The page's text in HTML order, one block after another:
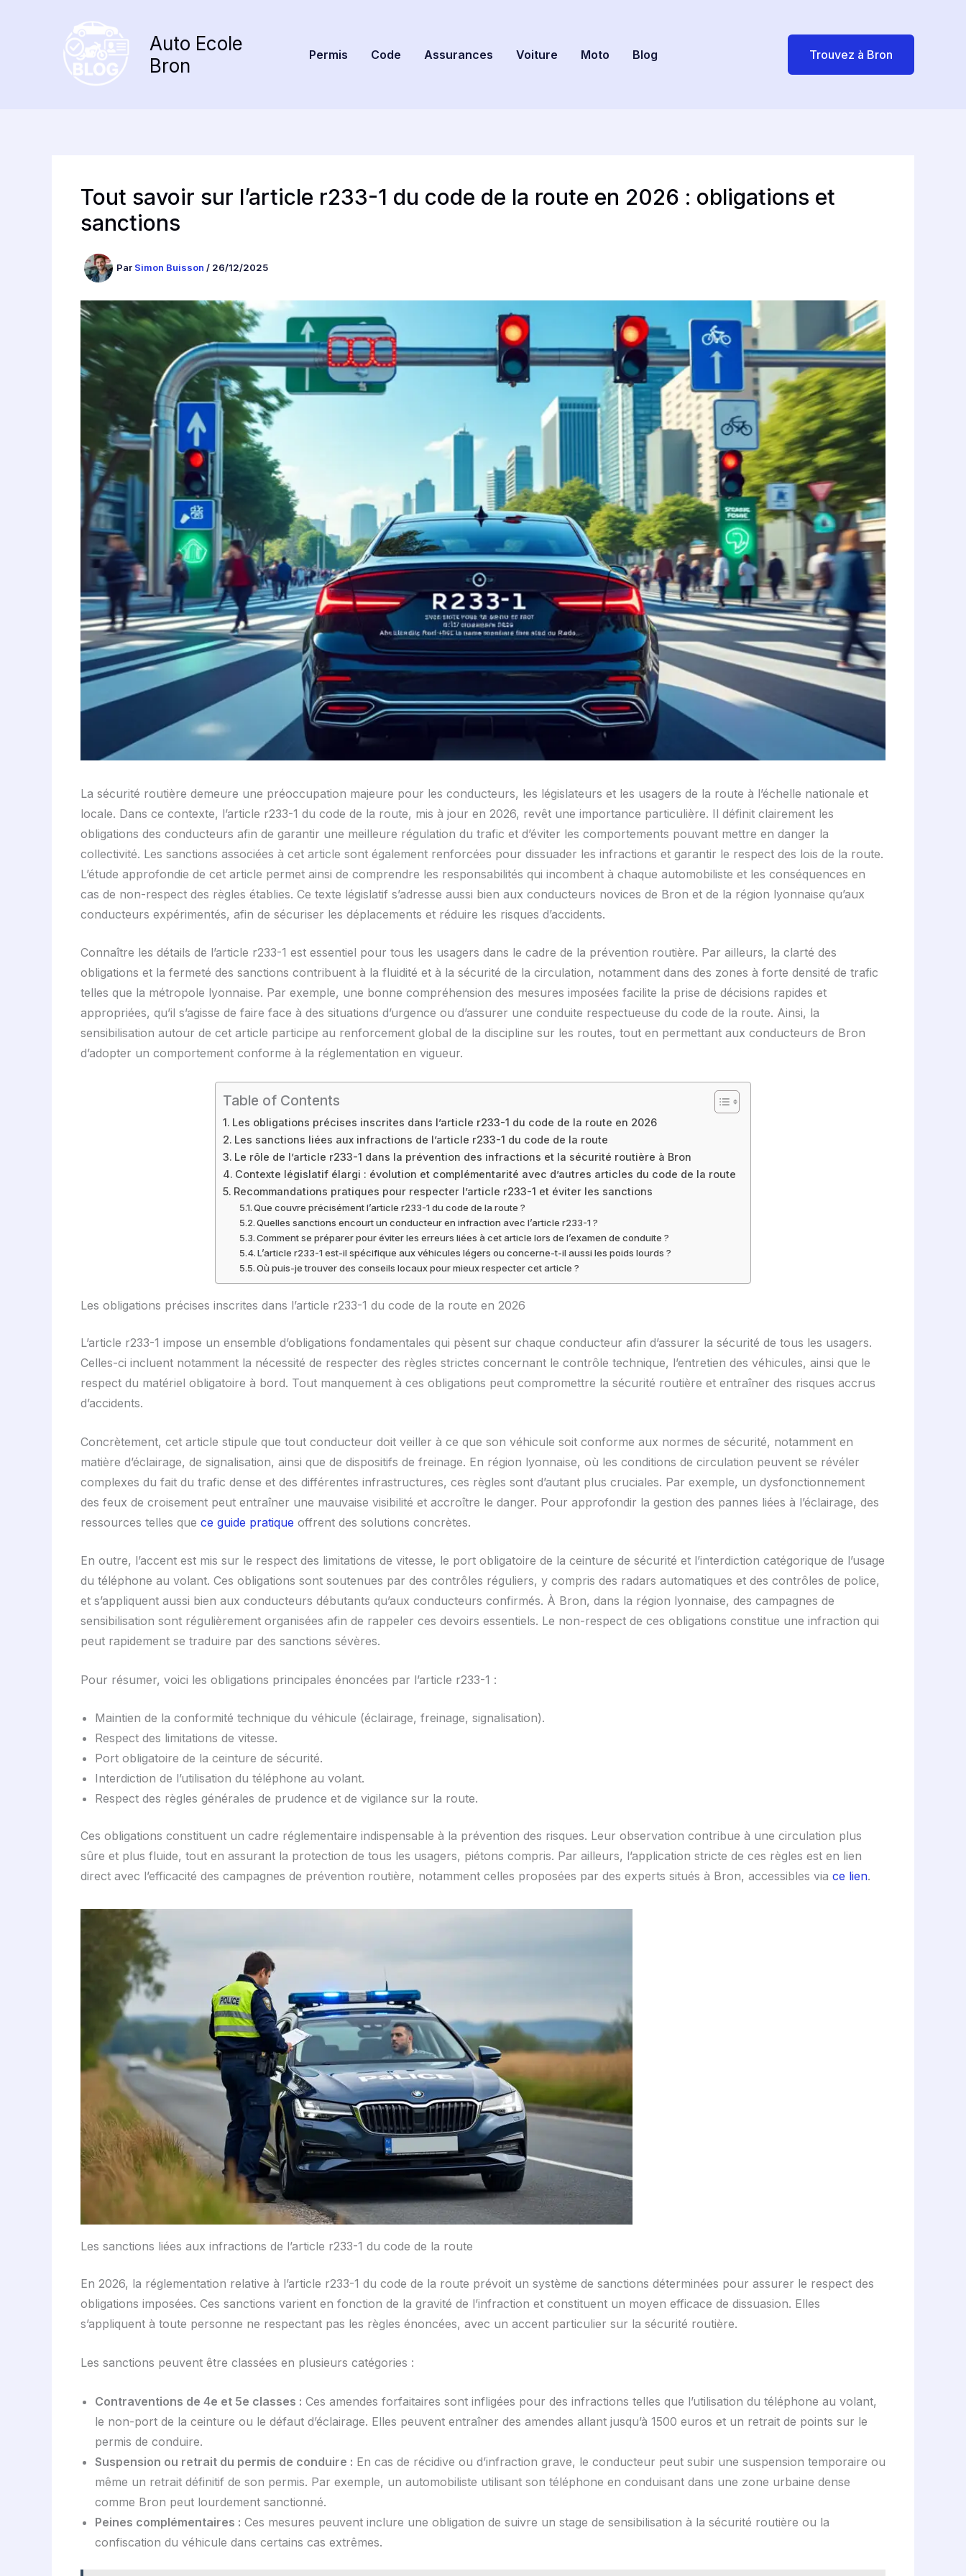
Auto Ecole
Bron
Permis Code Assurances Voiture Moto Blog Trouvez à Bron
Tout savoir sur l’article r233-1 du code de la route en 2026 : obligations et
sanctions
Par Simon Buisson / 26/12/2025
La sécurité routière demeure une préoccupation majeure pour les conducteurs, les législateurs et les usagers de la route à l’échelle nationale et
locale. Dans ce contexte, l’article r233-1 du code de la route, mis à jour en 2026, revêt une importance particulière. Il définit clairement les
obligations des conducteurs afin de garantir une meilleure régulation du trafic et d’éviter les comportements pouvant mettre en danger la
collectivité. Les sanctions associées à cet article sont également renforcées pour dissuader les infractions et garantir le respect des lois de la route.
L’étude approfondie de cet article permet ainsi de comprendre les responsabilités qui incombent à chaque automobiliste et les conséquences en
cas de non-respect des règles établies. Ce texte législatif s’adresse aussi bien aux conducteurs novices de Bron et de la région lyonnaise qu’aux
conducteurs expérimentés, afin de sécuriser les déplacements et réduire les risques d’accidents.
Connaître les détails de l’article r233-1 est essentiel pour tous les usagers dans le cadre de la prévention routière. Par ailleurs, la clarté des
obligations et la fermeté des sanctions contribuent à la fluidité et à la sécurité de la circulation, notamment dans des zones à forte densité de trafic
telles que la métropole lyonnaise. Par exemple, une bonne compréhension des mesures imposées facilite la prise de décisions rapides et
appropriées, qu’il s’agisse de faire face à des situations d’urgence ou d’assurer une conduite respectueuse du code de la route. Ainsi, la
sensibilisation autour de cet article participe au renforcement global de la discipline sur les routes, tout en permettant aux conducteurs de Bron
d’adopter un comportement conforme à la réglementation en vigueur.
Table of Contents
Les obligations précises inscrites dans l’article r233-1 du code de la route en 2026
Les sanctions liées aux infractions de l’article r233-1 du code de la route
Le rôle de l’article r233-1 dans la prévention des infractions et la sécurité routière à Bron
Contexte législatif élargi : évolution et complémentarité avec d’autres articles du code de la route
Recommandations pratiques pour respecter l’article r233-1 et éviter les sanctions
Que couvre précisément l’article r233-1 du code de la route ?
Quelles sanctions encourt un conducteur en infraction avec l’article r233-1 ?
Comment se préparer pour éviter les erreurs liées à cet article lors de l’examen de conduite ?
L’article r233-1 est-il spécifique aux véhicules légers ou concerne-t-il aussi les poids lourds ?
Où puis-je trouver des conseils locaux pour mieux respecter cet article ?
Les obligations précises inscrites dans l’article r233-1 du code de la route en 2026
L’article r233-1 impose un ensemble d’obligations fondamentales qui pèsent sur chaque conducteur afin d’assurer la sécurité de tous les usagers.
Celles-ci incluent notamment la nécessité de respecter des règles strictes concernant le contrôle technique, l’entretien des véhicules, ainsi que le
respect du matériel obligatoire à bord. Tout manquement à ces obligations peut compromettre la sécurité routière et entraîner des risques accrus
d’accidents.
Concrètement, cet article stipule que tout conducteur doit veiller à ce que son véhicule soit conforme aux normes de sécurité, notamment en
matière d’éclairage, de signalisation, ainsi que de dispositifs de freinage. En région lyonnaise, où les conditions de circulation peuvent se révéler
complexes du fait du trafic dense et des différentes infrastructures, ces règles sont d’autant plus cruciales. Par exemple, un dysfonctionnement
des feux de croisement peut entraîner une mauvaise visibilité et accroître le danger. Pour approfondir la gestion des pannes liées à l’éclairage, des
ressources telles que ce guide pratique offrent des solutions concrètes.
En outre, l’accent est mis sur le respect des limitations de vitesse, le port obligatoire de la ceinture de sécurité et l’interdiction catégorique de l’usage
du téléphone au volant. Ces obligations sont soutenues par des contrôles réguliers, y compris des radars automatiques et des contrôles de police,
et s’appliquent aussi bien aux conducteurs débutants qu’aux conducteurs confirmés. À Bron, dans la région lyonnaise, des campagnes de
sensibilisation sont régulièrement organisées afin de rappeler ces devoirs essentiels. Le non-respect de ces obligations constitue une infraction qui
peut rapidement se traduire par des sanctions sévères.
Pour résumer, voici les obligations principales énoncées par l’article r233-1 :
Maintien de la conformité technique du véhicule (éclairage, freinage, signalisation).
Respect des limitations de vitesse.
Port obligatoire de la ceinture de sécurité.
Interdiction de l’utilisation du téléphone au volant.
Respect des règles générales de prudence et de vigilance sur la route.
Ces obligations constituent un cadre réglementaire indispensable à la prévention des risques. Leur observation contribue à une circulation plus
sûre et plus fluide, tout en assurant la protection de tous les usagers, piétons compris. Par ailleurs, l’application stricte de ces règles est en lien
direct avec l’efficacité des campagnes de prévention routière, notamment celles proposées par des experts situés à Bron, accessibles via ce lien.
Les sanctions liées aux infractions de l’article r233-1 du code de la route
En 2026, la réglementation relative à l’article r233-1 du code de la route prévoit un système de sanctions déterminées pour assurer le respect des
obligations imposées. Ces sanctions varient en fonction de la gravité de l’infraction et constituent un moyen efficace de dissuasion. Elles
s’appliquent à toute personne ne respectant pas les règles énoncées, avec un accent particulier sur la sécurité routière.
Les sanctions peuvent être classées en plusieurs catégories :
Contraventions de 4e et 5e classes : Ces amendes forfaitaires sont infligées pour des infractions telles que l’utilisation du téléphone au volant,
le non-port de la ceinture ou le défaut d’éclairage. Elles peuvent entraîner des amendes allant jusqu’à 1500 euros et un retrait de points sur le
permis de conduire.
Suspension ou retrait du permis de conduire : En cas de récidive ou d’infraction grave, le conducteur peut subir une suspension temporaire ou
même un retrait définitif de son permis. Par exemple, un automobiliste utilisant son téléphone en conduisant dans une zone urbaine dense
comme Bron peut lourdement sanctionné.
Peines complémentaires : Ces mesures peuvent inclure une obligation de suivre un stage de sensibilisation à la sécurité routière ou la
confiscation du véhicule dans certains cas extrêmes.